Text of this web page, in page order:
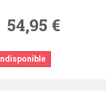
54,95 €
Indisponible